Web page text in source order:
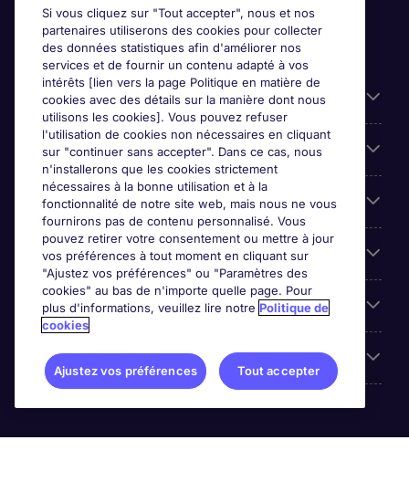
Liens utiles
Parcourir nos offres
Cookie settings
Espace Entreprises
Qui Sommes-Nous ?
Accreditations
Si vous cliquez sur "Tout accepter", nous et nos
partenaires utiliserons des cookies pour collecter
des données statistiques afin d'améliorer nos
services et de fournir un contenu adapté à vos
intérêts [lien vers la page Politique en matière de
cookies avec des détails sur la manière dont nous
utilisons les cookies]. Vous pouvez refuser
l'utilisation de cookies non nécessaires en cliquant
sur "continuer sans accepter". Dans ce cas, nous
n'installerons que les cookies strictement
nécessaires à la bonne utilisation et à la
fonctionnalité de notre site web, mais nous ne vous
fournirons pas de contenu personnalisé. Vous
pouvez retirer votre consentement ou mettre à jour
vos préférences à tout moment en cliquant sur
"Ajustez vos préférences" ou "Paramètres des
cookies" au bas de n'importe quelle page. Pour
plus d'informations, veuillez lire notre Politique de
cookies
Ajustez vos préférences Tout accepter